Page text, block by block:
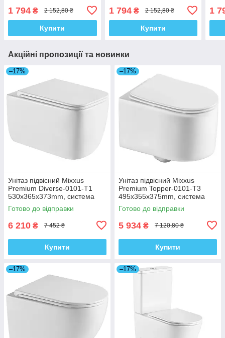
мікроліфтом (MI6730)
1 794 ₴ 2 152,80 ₴
Купити
420х334х36mm (MI6695)
1 794₴ 2 152,80 ₴
Купити
1
Акційні пропозиції та новинки
–17%
Унітаз підвісний Mixxus
Premium Diverse-0101-T1
530x365x373mm, система
змиву Tornado 1.0 (MP6477)
Готово до відправки
6 210 ₴ 7 452 ₴
Купити
–17%
Унітаз підвісний Mixxus
Premium Topper-0101-T3
495x355x375mm, система
змиву Tornado 1.0 (MP6476)
Готово до відправки
5 934 ₴ 7 120,80 ₴
Купити
–17% –17%